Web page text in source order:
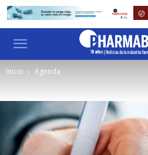
Inicio Agenda